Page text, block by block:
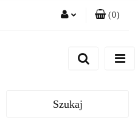
Zgody cookies
(0)
Szukaj